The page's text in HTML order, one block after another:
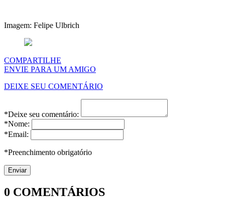
Imagem: Felipe Ulbrich
COMPARTILHE
ENVIE PARA UM AMIGO
DEIXE SEU COMENTÁRIO
*Deixe seu comentário:
*Nome:
*Email:
*Preenchimento obrigatório
0 COMENTÁRIOS